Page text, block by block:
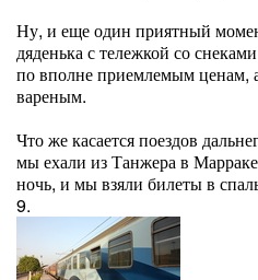
Ну, и еще один приятный
дяденька с тележкой со
по вполне приемлемым ценам,
вареным.
Что же касается поездов
мы ехали из Танжера в
ночь, и мы взяли билеты в
9.